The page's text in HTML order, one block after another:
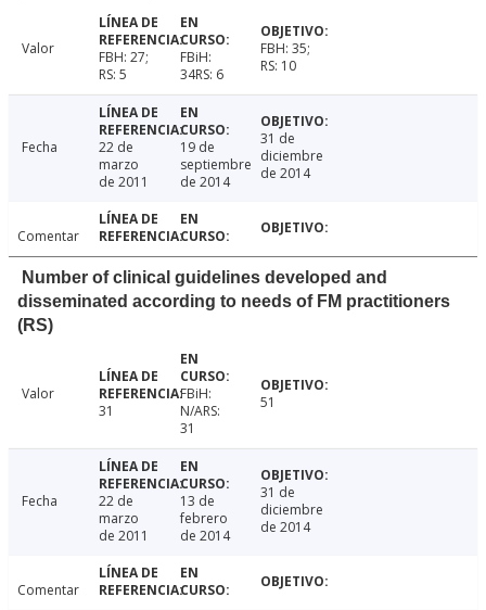
Valor
FBH: 27;
RS: 5
FBiH:
34RS: 6
FBH: 35;
RS: 10
Fecha
22 de
marzo
de 2011
19 de
septiembre
de 2014
31 de
diciembre
de 2014
Comentar
Number of clinical guidelines developed and
disseminated according to needs of FM practitioners
(RS)
Valor
31
FBiH:
N/ARS:
31
51
Fecha
22 de
marzo
de 2011
13 de
febrero
de 2014
31 de
diciembre
de 2014
Comentar